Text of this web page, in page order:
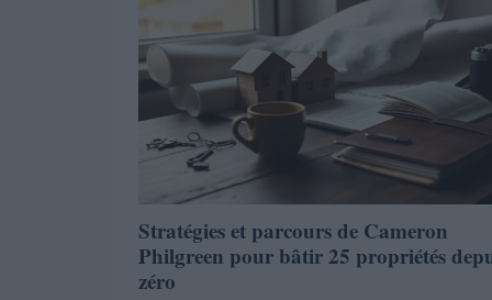
Stratégies et parcours de Cameron
Philgreen pour bâtir 25 propriétés
zéro